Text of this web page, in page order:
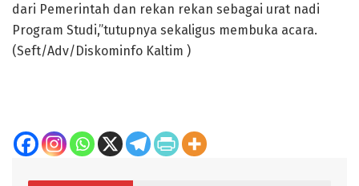
dari Pemerintah dan rekan rekan sebagai urat nadi
Program Studi,”tutupnya sekaligus membuka acara.
(Seft/Adv/Diskominfo Kaltim )